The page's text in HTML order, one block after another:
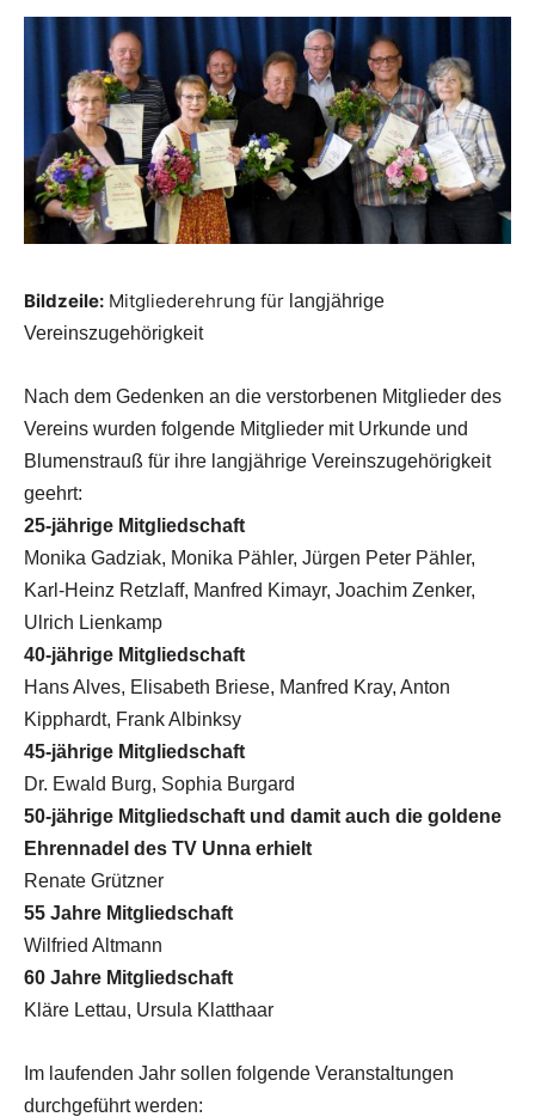
Bildzeile: Mitgliederehrung für langjährige
Vereinszugehörigkeit
Nach dem Gedenken an die verstorbenen Mitglieder des
Vereins wurden folgende Mitglieder mit Urkunde und
Blumenstrauß für ihre langjährige Vereinszugehörigkeit
geehrt:
25-jährige Mitgliedschaft
Monika Gadziak, Monika Pähler, Jürgen Peter Pähler,
Karl-Heinz Retzlaff, Manfred Kimayr, Joachim Zenker,
Ulrich Lienkamp
40-jährige Mitgliedschaft
Hans Alves, Elisabeth Briese, Manfred Kray, Anton
Kipphardt, Frank Albinksy
45-jährige Mitgliedschaft
Dr. Ewald Burg, Sophia Burgard
50-jährige Mitgliedschaft und damit auch die goldene
Ehrennadel des TV Unna erhielt
Renate Grützner
55 Jahre Mitgliedschaft
Wilfried Altmann
60 Jahre Mitgliedschaft
Kläre Lettau, Ursula Klatthaar
Im laufenden Jahr sollen folgende Veranstaltungen
durchgeführt werden: